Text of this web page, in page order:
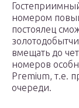
номером
постоялец
вмещать до
номеров
Premium, т.е.
очереди.